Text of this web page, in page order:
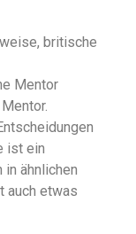
britische
Mentor
ist ein
ähnlichen
auch etwas